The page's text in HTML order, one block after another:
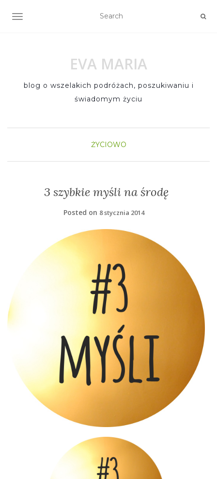
TOGGLE NAVIGATION
EVA MARIA
blog o wszelakich podróżach, poszukiwaniu i
świadomym życiu
ŻYCIOWO
3 szybkie myśli na środę
Posted on 8 stycznia 2014